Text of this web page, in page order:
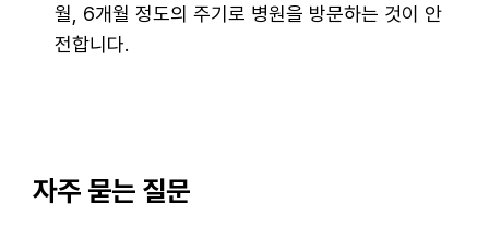
월, 6개월 정도의 주기로 병원을 방문하는 것이 안
전합니다.
자주 묻는 질문